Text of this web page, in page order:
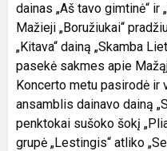
dainas „Aš tavo gimtinė“ ir
Mažieji „Boružiukai“
„Kitava“ dainą „Skamba
pasekė sakmes apie
Koncerto metu pasirodė ir
ansamblis dainavo dainą
penktokai sušoko šokį
grupė „Lestingis“ atliko